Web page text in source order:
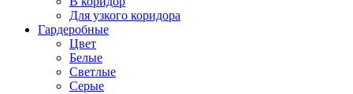
Для узкого коридора
Гардеробные
Цвет
Белые
Светлые
Серые